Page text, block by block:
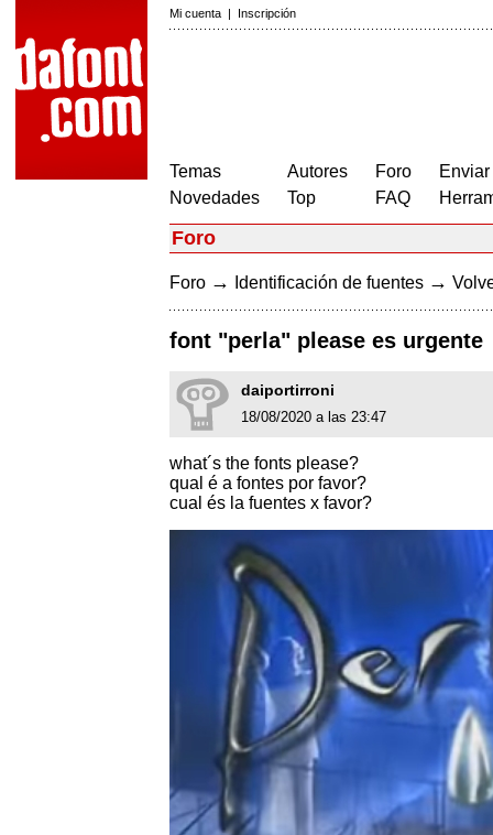
Mi cuenta | Inscripción
Temas
Novedades
Autores
Top
Foro
FAQ
Foro
Foro → Identificación de fuentes →
font "perla" please es urgente
daiportirroni
18/08/2020 a las 23:47
what´s the fonts please?
qual é a fontes por favor?
cual és la fuentes x favor?